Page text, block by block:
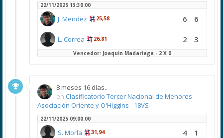
22/11/2025 13:30:00
J. Mendez 25,58 6 6
L. Correa 26,81 2 3
Vencedor: Joaquin Madariaga - 2 X 0
8 meses 16 días..
en Clasificatorio Tercer Nacional de Menores -
Asociación Oriente y O'Higgins - 18VS
22/11/2025 09:00:00
S. Morla 31,94 4 1